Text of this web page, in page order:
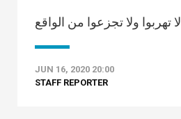
لا تهربوا ولا تجزعوا من الواقع
JUN 16, 2020 20:00
STAFF REPORTER